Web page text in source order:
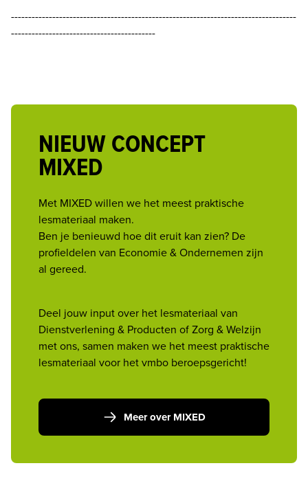
-----------------------------------------------------------------------------------
------------------------------------------
NIEUW CONCEPT
MIXED
Met MIXED willen we het meest praktische
lesmateriaal maken.
Ben je benieuwd hoe dit eruit kan zien? De
profieldelen van Economie & Ondernemen zijn
al gereed.
Deel jouw input over het lesmateriaal van
Dienstverlening & Producten of Zorg & Welzijn
met ons, samen maken we het meest praktische
lesmateriaal voor het vmbo beroepsgericht!
Meer over MIXED